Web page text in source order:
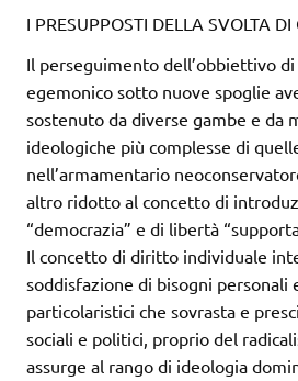
I PRESUPPOSTI DELLA SVOLTA
Il perseguimento dell’obbiettivo
egemonico sotto nuove spoglie
sostenuto da diverse gambe e da
ideologiche più complesse di
nell’armamentario
altro ridotto al concetto di
“democrazia” e di libertà
Il concetto di diritto individuale
soddisfazione di bisogni personali
particolaristici che sovrasta e
sociali e politici, proprio del
assurge al rango di ideologia